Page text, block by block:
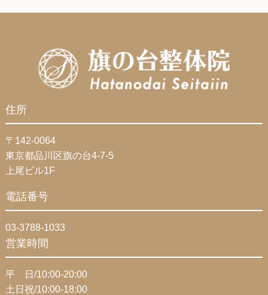
住所
〒142-0064
東京都品川区旗の台4-7-5
上尾ビル1F
電話番号
03-3788-1033
営業時間
平 日/10:00-20:00
土日祝/10:00-18:00